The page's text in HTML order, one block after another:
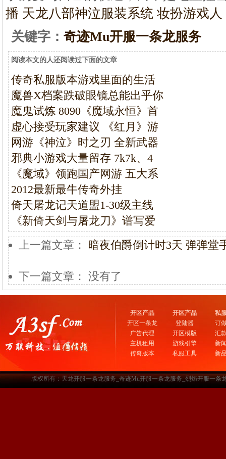
播 天龙八部神泣服装系统 妆扮游戏人
关键字： 奇迹Mu开服一条龙服务
阅读本文的人还阅读过下面的文章
传奇私服版本游戏里面的生活
魔兽X档案跌破眼镜总能出乎你
魔鬼试炼 8090《魔域永恒》首
虚心接受玩家建议 《红月》游
网游《神泣》时之刃 全新武器
邪典小游戏大量留存 7k7k、4
《魔域》领跑国产网游 五大系
2012最新最牛传奇外挂
倚天屠龙记天道盟1-30级主线
《新倚天剑与屠龙刀》谱写爱
上一篇文章： 暗夜伯爵倒计时3天 弹弹堂
下一篇文章： 没有了
开区产品
开区一条龙
广告代理
主机租用
传奇版本
开区产品
登陆器
开区模版
游戏引擎
私服工具
私
订
汇
新
新
版权所有：天龙开服一条龙服务_奇迹Mu开服一条龙服务_烈焰开服一条